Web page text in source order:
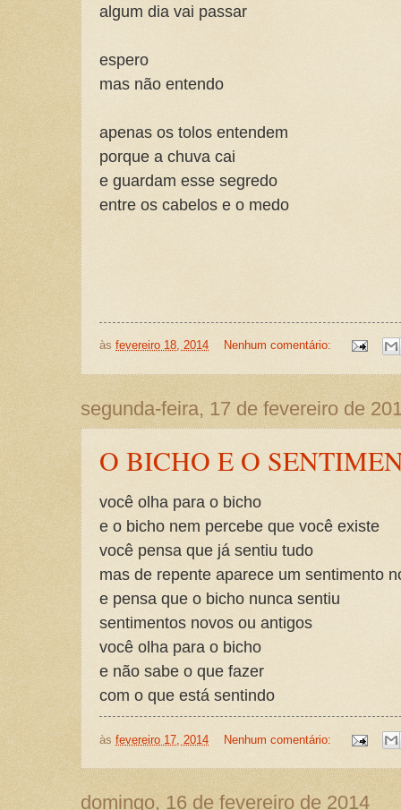
algum dia vai passar
espero
mas não entendo
apenas os tolos entendem
porque a chuva cai
e guardam esse segredo
entre os cabelos e o medo
às fevereiro 18, 2014 Nenhum comentário:
segunda-feira, 17 de fevereiro de
O BICHO E O
você olha para o bicho
e o bicho nem percebe que você existe
você pensa que já sentiu tudo
mas de repente aparece um sentimento
e pensa que o bicho nunca sentiu
sentimentos novos ou antigos
você olha para o bicho
e não sabe o que fazer
com o que está sentindo
às fevereiro 17, 2014 Nenhum comentário:
domingo, 16 de fevereiro de 2014